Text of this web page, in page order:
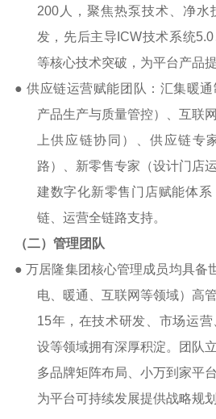
200人，聚焦热泵技术、净水
发，先后主导 ICW技术系统5.0
等核心技术突破，为平台产品
● 供应链运营赋能团队：汇集暖
产品生产与质量管控）、互联
上供应链协同）、供应链专
路）、新零售专家（设计门店
建数字化新零售门店赋能体
链、运营全链路支持。
（二）管理团队
●万居隆集团核心管理成员均具备
电、暖通、互联网等领域）高
15年，在技术研发、市场运
设等领域拥有深厚积淀。团队
多品牌矩阵布局、小万到家平
为平台可持续发展提供战略规